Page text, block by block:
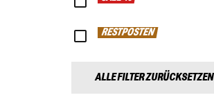
RESTPOSTEN
ALLE FILTER ZURÜCKSETZEN